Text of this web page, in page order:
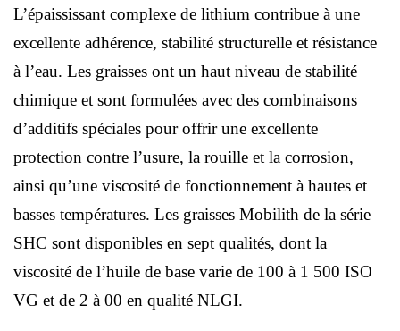
L’épaississant complexe de lithium contribue à une
excellente adhérence, stabilité structurelle et résistance
à l’eau. Les graisses ont un haut niveau de stabilité
chimique et sont formulées avec des combinaisons
d’additifs spéciales pour offrir une excellente
protection contre l’usure, la rouille et la corrosion,
ainsi qu’une viscosité de fonctionnement à hautes et
basses températures. Les graisses Mobilith de la série
SHC sont disponibles en sept qualités, dont la
viscosité de l’huile de base varie de 100 à 1 500 ISO
VG et de 2 à 00 en qualité NLGI.